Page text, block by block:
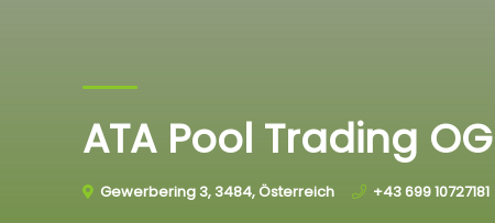
ATA Pool Trading OG
Gewerbering 3, 3484, Österreich +43 699 10727181